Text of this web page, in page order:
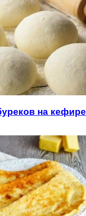
на кефире